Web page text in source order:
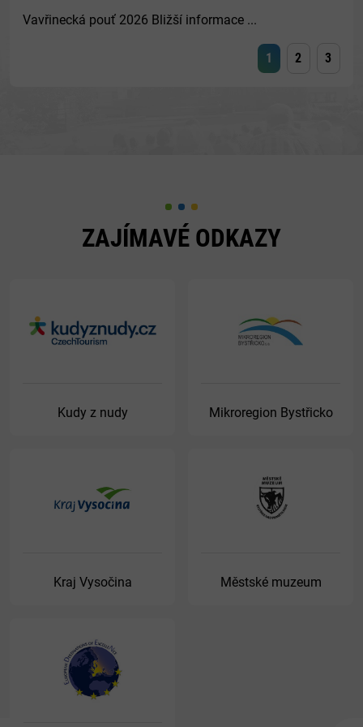
Vavřinecká pouť 2026 Bližší informace ...
1 2 3
ZAJÍMAVÉ ODKAZY
Kudy z nudy Mikroregion Bystřicko
Kraj Vysočina Městské muzeum